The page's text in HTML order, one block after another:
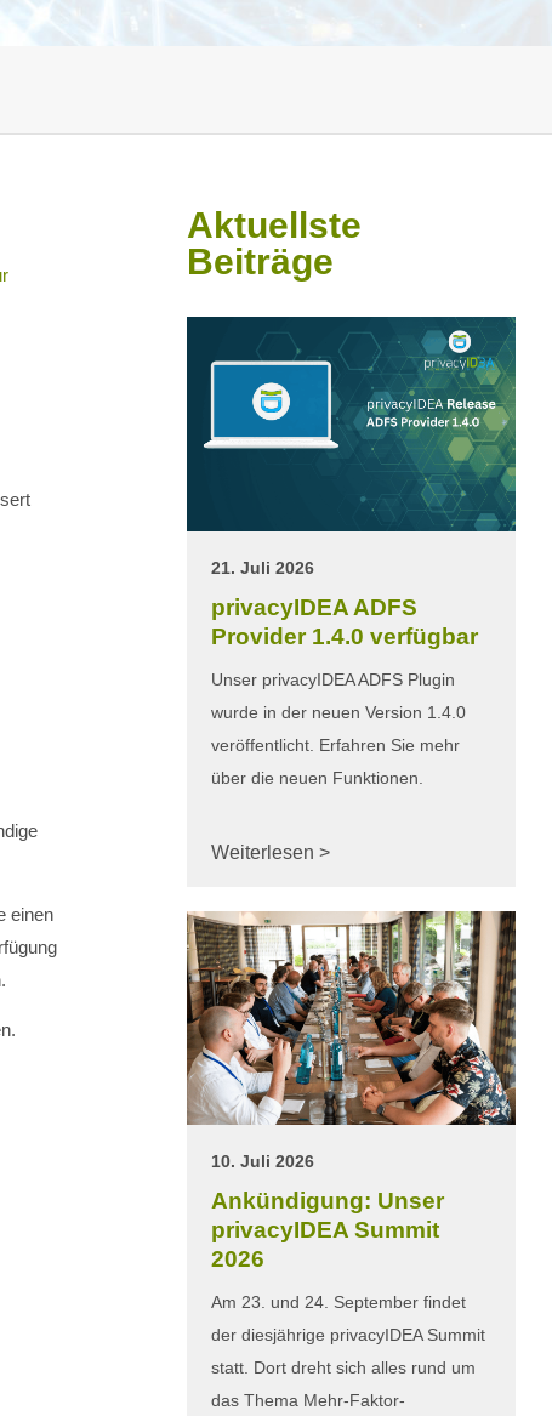
einen
Aktuellste
Beiträge
21. Juli 2026
privacyIDEA ADFS
Provider 1.4.0 verfügbar
Unser privacyIDEA ADFS Plugin
wurde in der neuen Version 1.4.0
veröffentlicht. Erfahren Sie mehr
über die neuen Funktionen.
Weiterlesen >
10. Juli 2026
Ankündigung: Unser
privacyIDEA Summit
2026
Am 23. und 24. September findet
der diesjährige privacyIDEA Summit
statt. Dort dreht sich alles rund um
das Thema Mehr-Faktor-